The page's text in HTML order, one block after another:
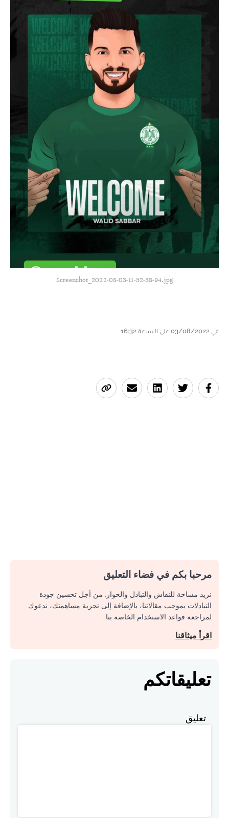
Screenshot_2022-08-03-11-52-38-94.jpg
في 03/08/2022 على الساعة 16:32
مرحبا بكم في فضاء التعليق
نريد مساحة للنقاش والتبادل والحوار. من أجل تحسين جودة
التبادلات بموجب مقالاتنا، بالإضافة إلى تجربة مساهمتك، ندعوك
لمراجعة قواعد الاستخدام الخاصة بنا.
اقرأ ميثاقنا
تعليقاتكم
تعليق